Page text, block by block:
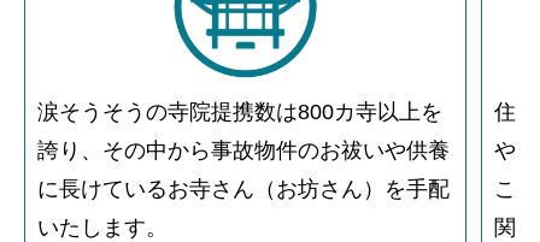
涙そうそうの寺院提携数は800カ寺以上を
誇り、その中から事故物件のお祓いや供養
に長けているお寺さん（お坊さん）を手配
いたします。
住
や
こ
関